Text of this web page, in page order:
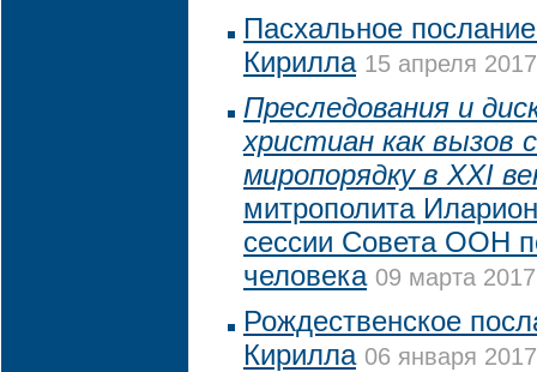
Пасхальное
Кирилла 15 апреля
Преследования и
христиан как вызов
миропорядку в XXI
митрополита
сессии Совета ООН
человека 09 марта
Рождественское
Кирилла 06 января